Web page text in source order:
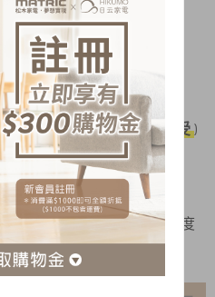
等待
料理需求
燒烤、乾果、上烤、下烤)
制時間，低溫慢烤奢華享受)
食材鎖水更軟嫩
料理才美味
部熱能反射、增加烘烤均勻度
集水槽、集屑盤、取盤夾